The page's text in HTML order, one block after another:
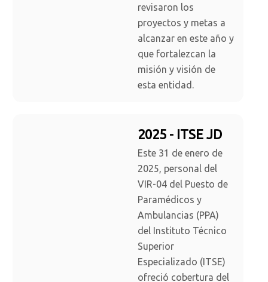
revisaron los
proyectos y metas a
alcanzar en este año y
que fortalezcan la
misión y visión de
esta entidad.
2025 - ITSE JD
Este 31 de enero de
2025, personal del
VIR-04 del Puesto de
Paramédicos y
Ambulancias (PPA)
del Instituto Técnico
Superior
Especializado (ITSE)
ofreció cobertura del